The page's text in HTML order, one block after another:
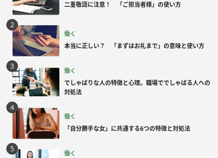
二重敬語に注意！ 「ご担当者様」の使い方
働く
本当に正しい？ 「まずはお礼まで」の意味と使い方
働く
でしゃばりな人の特徴と心理。職場ででしゃばる人への
対処法
働く
「自分勝手な女」に共通する6つの特徴と対処法
働く